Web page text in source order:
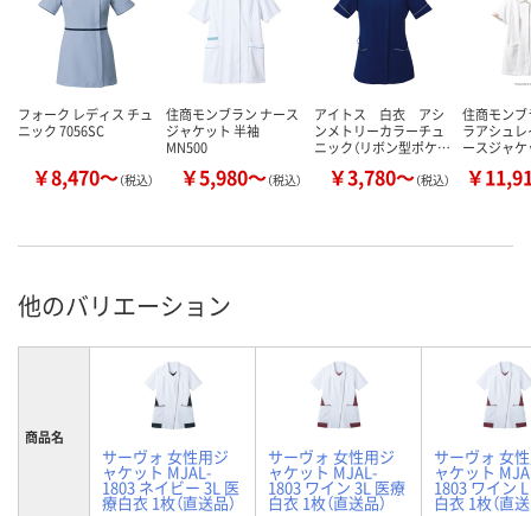
フォーク レディス チュ
ニック 7056SC
￥8,470～（税込）
住商モンブラン ナース
ジャケット 半袖
MN500
￥5,980～（税込）
アイトス 白衣 アシ
ンメトリーカラーチュ
ニック（リボン型ポケ…
￥3,780～（税込）
住商モン
ラアシュ
ースジャ
￥
他のバリエーション
商品名
サーヴォ 女性用ジ
ャケット MJAL-
1803 ネイビー 3L 医
療白衣 1枚（直送品）
サーヴォ 女性用ジ
ャケット MJAL-
1803 ワイン 3L 医療
白衣 1枚（直送品）
サーヴォ 女
ャケット
1803 ワイン
白衣 1枚（直送